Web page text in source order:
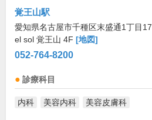
覚王山駅
愛知県名古屋市千種区末盛通1丁目17
el sol 覚王山 4F [地図]
052-764-8200
診療科目
内科 美容内科 美容皮膚科